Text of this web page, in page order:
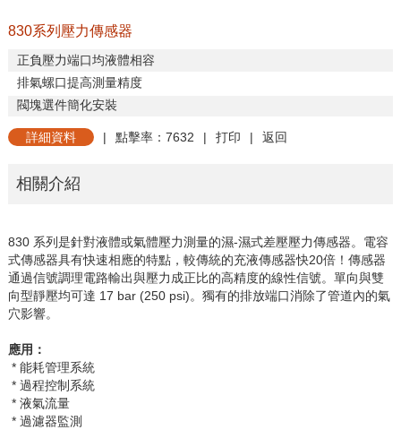
830系列壓力傳感器
正負壓力端口均液體相容
排氣螺口提高測量精度
閥塊選件簡化安裝
詳細資料 | 點擊率：7632 | 打印 | 返回
相關介紹
830 系列是針對液體或氣體壓力測量的濕-濕式差壓壓力傳感器。電容
式傳感器具有快速相應的特點，較傳統的充液傳感器快20倍！傳感器
通過信號調理電路輸出與壓力成正比的高精度的線性信號。單向與雙
向型靜壓均可達 17 bar (250 psi)。獨有的排放端口消除了管道內的氣
穴影響。
應用：
* 能耗管理系統
* 過程控制系統
* 液氣流量
* 過濾器監測